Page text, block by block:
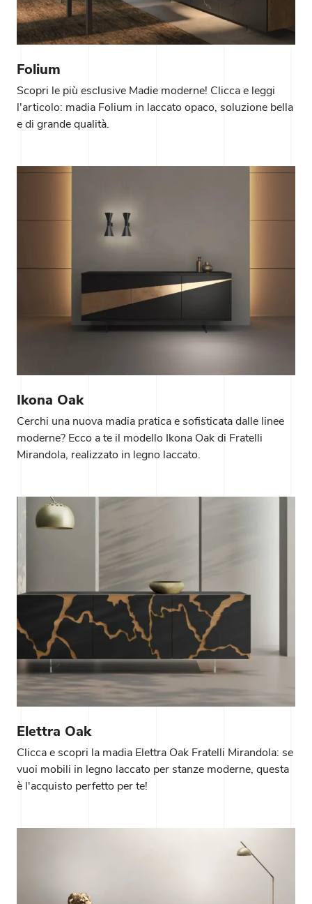
Folium
Scopri le più esclusive Madie moderne! Clicca e leggi
l'articolo: madia Folium in laccato opaco, soluzione bella
e di grande qualità.
Ikona Oak
Cerchi una nuova madia pratica e sofisticata dalle linee
moderne? Ecco a te il modello Ikona Oak di Fratelli
Mirandola, realizzato in legno laccato.
Elettra Oak
Clicca e scopri la madia Elettra Oak Fratelli Mirandola: se
vuoi mobili in legno laccato per stanze moderne, questa
è l'acquisto perfetto per te!